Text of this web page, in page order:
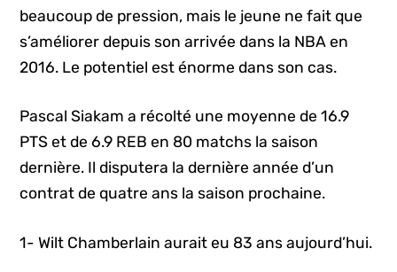
beaucoup de pression, mais le jeune ne fait que
s’améliorer depuis son arrivée dans la NBA en
2016. Le potentiel est énorme dans son cas.
Pascal Siakam a récolté une moyenne de 16.9
PTS et de 6.9 REB en 80 matchs la saison
dernière. Il disputera la dernière année d’un
contrat de quatre ans la saison prochaine.
1- Wilt Chamberlain aurait eu 83 ans aujourd’hui.